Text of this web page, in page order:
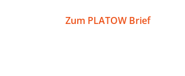
Zum PLATOW Brief